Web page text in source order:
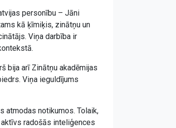
personību – Jāni
kā ķīmiķis, zinātņu un
Viņa darbība ir
bija arī Zinātņu akadēmijas
Viņa ieguldījums
atmodas notikumos. Tolaik,
radošās inteliģences